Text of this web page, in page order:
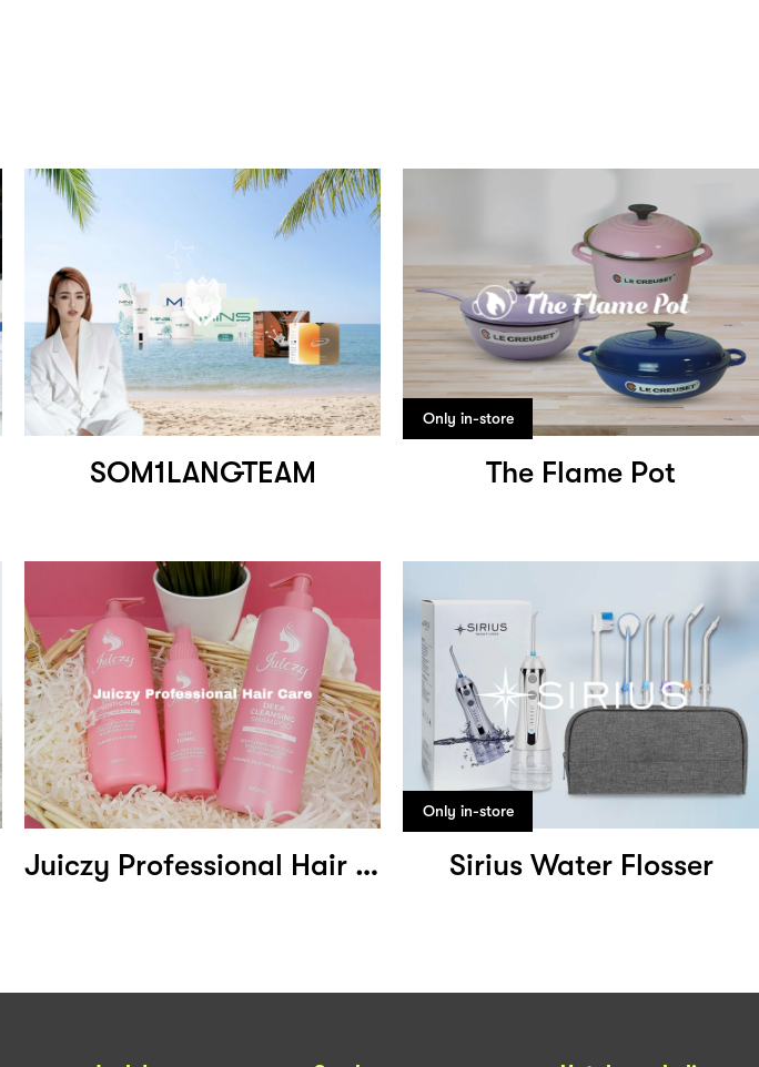
SOM1LANGTEAM
Only in-store
The Flame Pot
Juiczy Professional Hair Care
Only in-store
Sirius Water Flosser